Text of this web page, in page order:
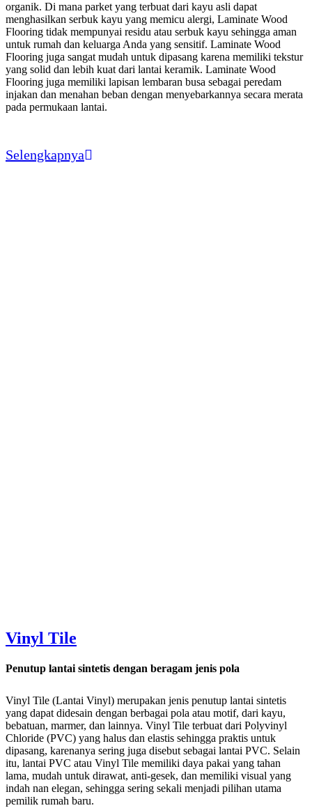
organik. Di mana parket yang terbuat dari kayu asli dapat
menghasilkan serbuk kayu yang memicu alergi, Laminate Wood
Flooring tidak mempunyai residu atau serbuk kayu sehingga aman
untuk rumah dan keluarga Anda yang sensitif. Laminate Wood
Flooring juga sangat mudah untuk dipasang karena memiliki tekstur
yang solid dan lebih kuat dari lantai keramik. Laminate Wood
Flooring juga memiliki lapisan lembaran busa sebagai peredam
injakan dan menahan beban dengan menyebarkannya secara merata
pada permukaan lantai.
Selengkapnya
Vinyl Tile
Penutup lantai sintetis dengan beragam jenis pola
Vinyl Tile (Lantai Vinyl) merupakan jenis penutup lantai sintetis
yang dapat didesain dengan berbagai pola atau motif, dari kayu,
bebatuan, marmer, dan lainnya. Vinyl Tile terbuat dari Polyvinyl
Chloride (PVC) yang halus dan elastis sehingga praktis untuk
dipasang, karenanya sering juga disebut sebagai lantai PVC. Selain
itu, lantai PVC atau Vinyl Tile memiliki daya pakai yang tahan
lama, mudah untuk dirawat, anti-gesek, dan memiliki visual yang
indah nan elegan, sehingga sering sekali menjadi pilihan utama
pemilik rumah baru.